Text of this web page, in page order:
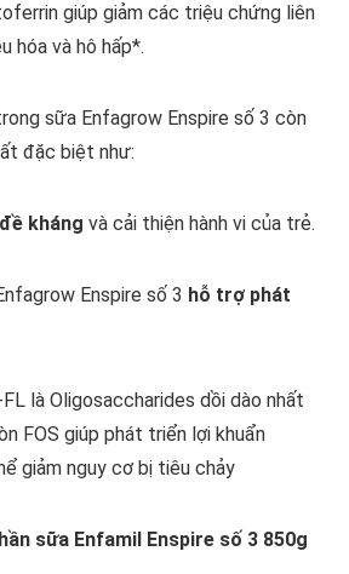
giúp giảm các triệu chứng liên
hóa và hô hấp*.
sữa Enfagrow Enspire số 3 còn
đặc biệt như:
kháng và cải thiện hành vi của trẻ.
Enspire số 3 hỗ trợ phát
là Oligosaccharides dồi dào nhất
FOS giúp phát triển lợi khuẩn
giảm nguy cơ bị tiêu chảy
sữa Enfamil Enspire số 3 850g